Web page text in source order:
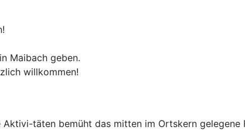
Maibach geben.
willkommen!
täten bemüht das mitten im Ortskern gelegene